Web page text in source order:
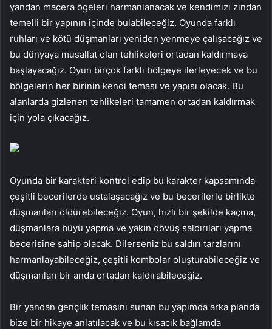
yandan macera ögeleri harmanlanacak ve kendimizi zindan
temelli bir yapının içinde bulabileceğiz. Oyunda farklı
ruhları ve kötü düşmanları yeniden yenmeye çalışacağız ve
bu dünyaya musallat olan tehlikeleri ortadan kaldırmaya
başlayacağız. Oyun birçok farklı bölgeye ilerleyecek ve bu
bölgelerin her birinin kendi teması ve yapısı olacak. Bu
alanlarda gizlenen tehlikeleri tamamen ortadan kaldırmak
için yola çıkacağız.
Oyunda bir karakteri kontrol edip bu karakter kapsamında
çeşitli becerilerde ustalaşacağız ve bu becerilerle birlikte
düşmanları öldürebileceğiz. Oyun, hızlı bir şekilde kaçma,
düşmanlara büyü yapma ve yakın dövüş saldırıları yapma
becerisine sahip olacak. Dilerseniz bu saldırı tarzlarını
harmanlayabileceğiz, çeşitli kombolar oluşturabileceğiz ve
düşmanları bir anda ortadan kaldırabileceğiz.
Bir yandan gençlik temasını sunan bu yapımda arka planda
bize bir hikaye anlatılacak ve bu kısacık bağlamda